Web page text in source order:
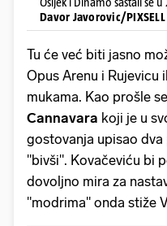
Davor Javorovic/
Tu će već biti jasno
Opus Arenu i
mukama. Kao prošle
Cannavara koji je u
gostovanja upisao
"bivši". Kovačeviću bi
dovoljno mira za
"modrima" onda stiže